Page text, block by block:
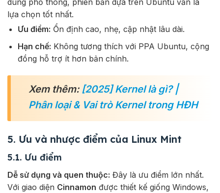
dùng phổ thông, phiên bản dựa trên Ubuntu vẫn là
lựa chọn tốt nhất.
Ưu điểm: Ổn định cao, nhẹ, cập nhật lâu dài.
Hạn chế: Không tương thích với PPA Ubuntu, cộng
đồng hỗ trợ ít hơn bản chính.
Xem thêm: [2025] Kernel là gì? |
Phân loại & Vai trò Kernel trong HĐH
5. Ưu và nhược điểm của Linux Mint
5.1. Ưu điểm
Dễ sử dụng và quen thuộc: Đây là ưu điểm lớn nhất.
Với giao diện Cinnamon được thiết kế giống Windows,